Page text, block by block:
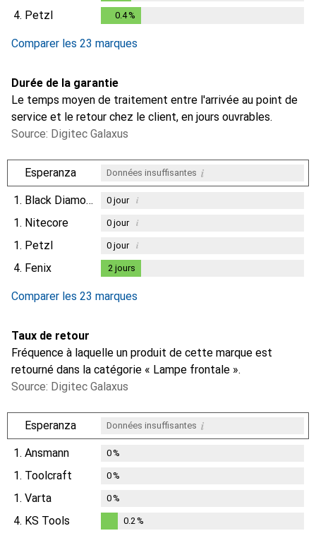
0.3%
4. Petzl 0.4%
Comparer les 23 marques
Durée de la garantie
Le temps moyen de traitement entre l'arrivée au point de
service et le retour chez le client, en jours ouvrables.
Source: Digitec Galaxus
Esperanza Données insuffisantes i
1. Black Diamond 0jour i
1. Nitecore 0jour i
1. Petzl 0jour i
4. Fenix 2 jours
Comparer les 23 marques
Taux de retour
Fréquence à laquelle un produit de cette marque est
retourné dans la catégorie « Lampe frontale ».
Source: Digitec Galaxus
Esperanza Données insuffisantes i
1. Ansmann 0%
1. Toolcraft 0%
1. Varta 0%
4. KS Tools 0.2 %